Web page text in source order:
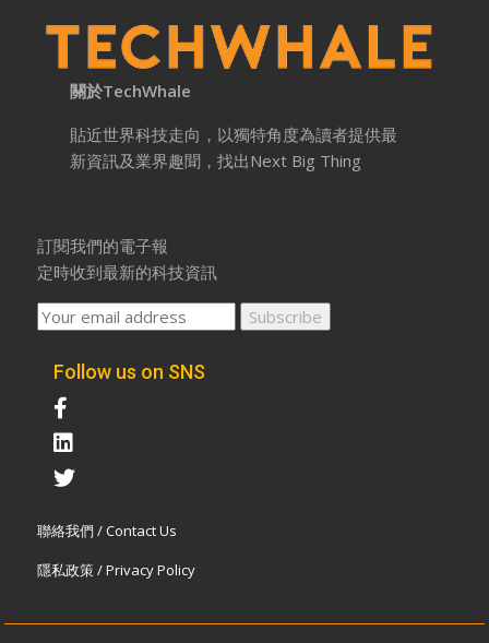
關於TechWhale
貼近世界科技走向，以獨特角度為讀者提供最
新資訊及業界趣聞，找出Next Big Thing
訂閱我們的電子報
定時收到最新的科技資訊
Follow us on SNS
聯絡我們 / Contact Us
隱私政策 / Privacy Policy